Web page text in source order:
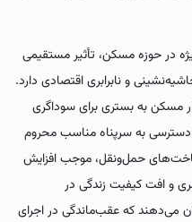
در حوزه مسکن، تأثیر مستقیمی
و نابرابری اقتصادی دارد.
مسکن به بستری برای سوداگری
به سرپناه مناسب محروم
حمل‌ونقل، موجب افزایش
و افت کیفیت زندگی در
می‌دهند که عقب‌ماندگی در اجرای